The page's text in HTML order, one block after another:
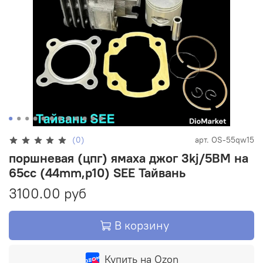
(0) арт. OS-55qw15
поршневая (цпг) ямаха джог 3kj/5BM на
65cc (44mm,p10) SEE Тайвань
3100.00 руб
В корзину
Купить на Ozon